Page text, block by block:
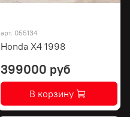
арт. 055134
Honda X4 1998
399000 руб
В корзину